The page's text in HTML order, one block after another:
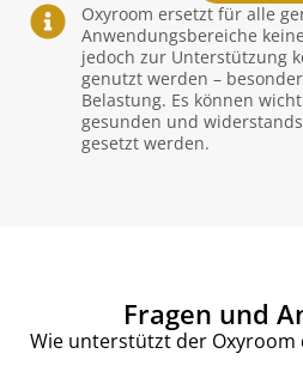
Oxyroom ersetzt für alle
Anwendungsbereiche
jedoch zur Unterstützung
genutzt werden –
Belastung. Es können
gesunden und
gesetzt werden.
Fragen und
Wie unterstützt der Oxyroom